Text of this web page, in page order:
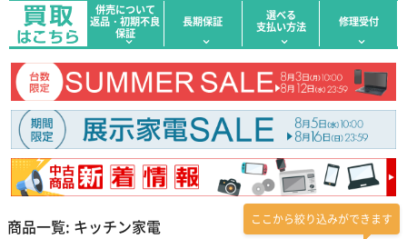
併売について
返品・初期不良
保証
長期保証 選べる
支払い方法 修理受付
商品一覧: キッチン家電 ここから絞り込みができます